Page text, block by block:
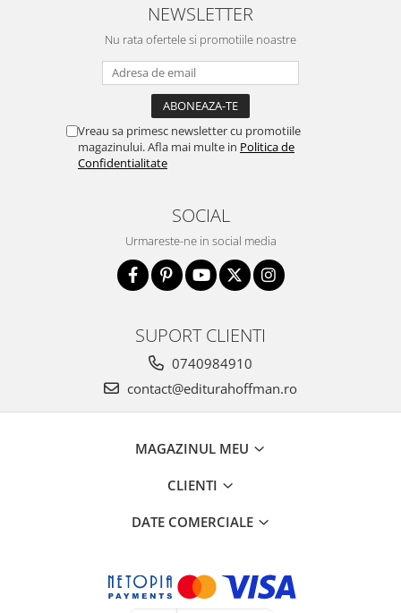
NEWSLETTER
Nu rata ofertele si promotiile noastre
Vreau sa primesc newsletter cu promotiile
magazinului. Afla mai multe in Politica de
Confidentialitate
SOCIAL
Urmareste-ne in social media
SUPORT CLIENTI
0740984910
contact@editurahoffman.ro
MAGAZINUL MEU
CLIENTI
DATE COMERCIALE